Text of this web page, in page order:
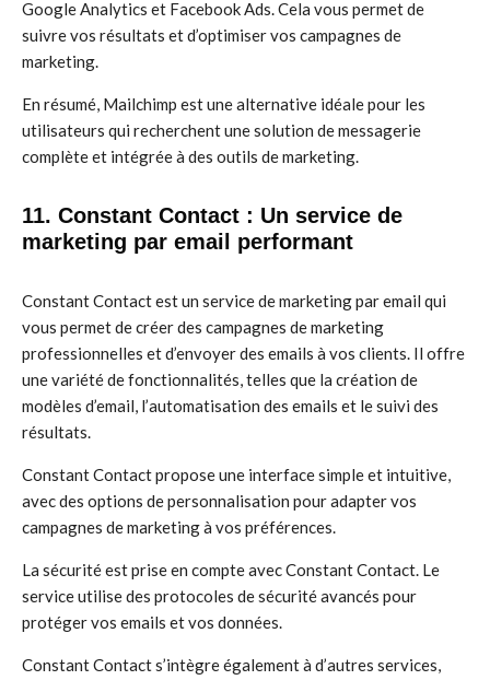
Google Analytics et Facebook Ads. Cela vous permet de
suivre vos résultats et d’optimiser vos campagnes de
marketing.
En résumé, Mailchimp est une alternative idéale pour les
utilisateurs qui recherchent une solution de messagerie
complète et intégrée à des outils de marketing.
11. Constant Contact : Un service de
marketing par email performant
Constant Contact est un service de marketing par email qui
vous permet de créer des campagnes de marketing
professionnelles et d’envoyer des emails à vos clients. Il offre
une variété de fonctionnalités, telles que la création de
modèles d’email, l’automatisation des emails et le suivi des
résultats.
Constant Contact propose une interface simple et intuitive,
avec des options de personnalisation pour adapter vos
campagnes de marketing à vos préférences.
La sécurité est prise en compte avec Constant Contact. Le
service utilise des protocoles de sécurité avancés pour
protéger vos emails et vos données.
Constant Contact s’intègre également à d’autres services,